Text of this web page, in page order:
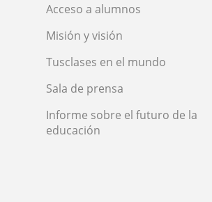
Acceso a alumnos
Misión y visión
Tusclases en el mundo
Sala de prensa
Informe sobre el futuro de la
educación